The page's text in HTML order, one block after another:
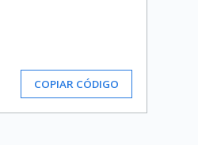
COPIAR CÓDIGO